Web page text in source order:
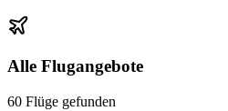
Alle Flugangebote
60 Flüge gefunden